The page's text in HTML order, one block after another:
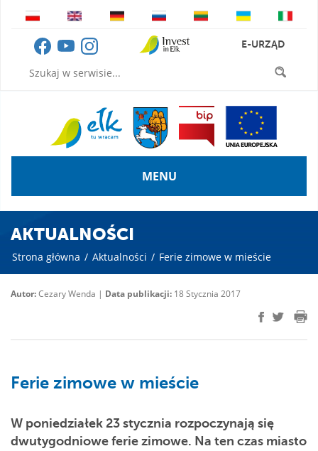
E-URZĄD
MENU
AKTUALNOŚCI
Strona główna / Aktualności / Ferie zimowe w mieście
Autor:Cezary Wenda | Data publikacji: 18 Stycznia 2017
Ferie zimowe w mieście
W poniedziałek 23 stycznia rozpoczynają się
dwutygodniowe ferie zimowe. Na ten czas miasto